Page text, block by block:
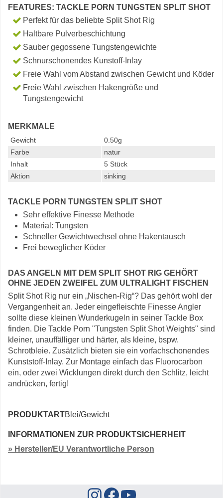
FEATURES: TACKLE PORN TUNGSTEN SPLIT SHOT
Perfekt für das beliebte Split Shot Rig
Haltbare Pulverbeschichtung
Sauber gegossene Tungstengewichte
Schnurschonendes Kunstoff-Inlay
Freie Wahl vom Abstand zwischen Gewicht und Köder
Freie Wahl zwischen Hakengröße und
Tungstengewicht
MERKMALE
Gewicht
0.50g
Farbe
natur
Inhalt
5 Stück
Aktion
sinking
TACKLE PORN TUNGSTEN SPLIT SHOT
Sehr effektive Finesse Methode
Material: Tungsten
Schneller Gewichtwechsel ohne Hakentausch
Frei beweglicher Köder
DAS ANGELN MIT DEM SPLIT SHOT RIG GEHÖRT
OHNE JEDEN ZWEIFEL ZUM ULTRALIGHT FISCHEN
Split Shot Rig nur ein „Nischen-Rig“? Das gehört wohl der
Vergangenheit an. Jeder eingefleischte Finesse Angler
sollte diese kleinen Wunderkugeln in seiner Tackle Box
finden. Die Tackle Porn "Tungsten Split Shot Weights" sind
kleiner, unauffälliger und härter, als kleine, bspw.
Schrotbleie. Zusätzlich bieten sie ein vorfachschonendes
Kunststoff-Inlay. Zur Montage einfach das Fluorocarbon
ein, oder zwei Wicklungen direkt durch den Schlitz, leicht
andrücken, fertig!
PRODUKTARTBlei/Gewicht
INFORMATIONEN ZUR PRODUKTSICHERHEIT
» Hersteller/EU Verantwortliche Person